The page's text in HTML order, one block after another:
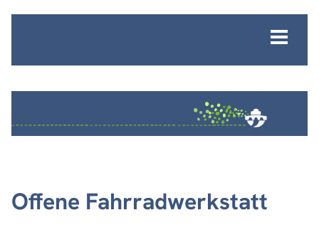
Offene Fahrradwerkstatt